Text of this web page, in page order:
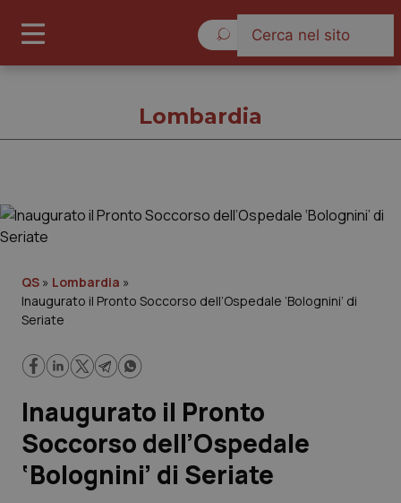
Governo e Parlamento
Regioni e Asl
Lavoro e Professioni
Scienza e Farmaci
Studi e Analisi
Lombardia
QS » Lombardia »
Inaugurato il Pronto Soccorso dell’Ospedale ‘Bolognini’ di
Seriate
Inaugurato il Pronto
Soccorso dell’Ospedale
‘Bolognini’ di Seriate